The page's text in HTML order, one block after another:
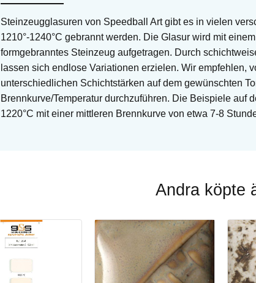
Steinzeugglasuren von Speedball Art gibt es in vielen
1210°-1240°C gebrannt werden. Die Glasur wird mit
formgebranntes Steinzeug aufgetragen. Durch
lassen sich endlose Variationen erzielen. Wir empfehlen,
unterschiedlichen Schichtstärken auf dem gewünschten
Brennkurve/Temperatur durchzuführen. Die Beispiele auf
1220°C mit einer mittleren Brennkurve von etwa 7-8
Andra köpte